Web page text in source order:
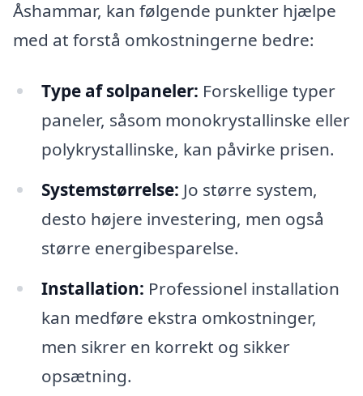
Åshammar, kan følgende punkter hjælpe
med at forstå omkostningerne bedre:
Type af solpaneler: Forskellige typer
paneler, såsom monokrystallinske eller
polykrystallinske, kan påvirke prisen.
Systemstørrelse: Jo større system,
desto højere investering, men også
større energibesparelse.
Installation: Professionel installation
kan medføre ekstra omkostninger,
men sikrer en korrekt og sikker
opsætning.